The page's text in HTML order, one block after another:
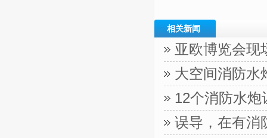
相关新闻
亚欧博览会现
大空间消防水
12个消防水
误导，在有消